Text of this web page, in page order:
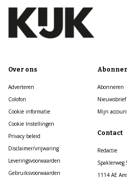
Over ons
Adverteren
Colofon
Cookie informatie
Cookie Instellingen
Privacy beleid
Disclaimer/vrijwaring
Leveringsvoorwaarden
Gebruiksvoorwaarden
Abonneren
Nieuwsbrief
Mijn
Contact
Redactie
Spaklerweg
1114 AE